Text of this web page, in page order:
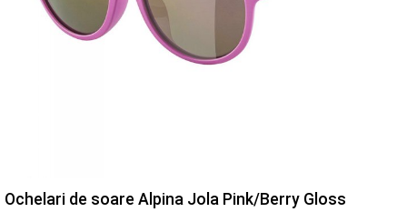
Ochelari de soare Alpina Jola Pink/Berry Gloss